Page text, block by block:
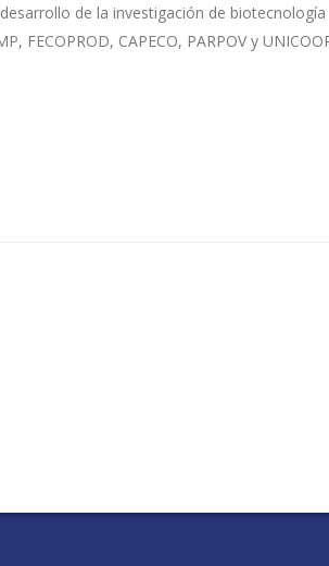
de la investigación de biotecnología
FECOPROD, CAPECO, PARPOV y